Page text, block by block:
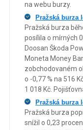
na webu burzy.
Pražská burza
Pražská burza
posílila o mírných
Doosan Škoda
Moneta Money
zobchodovaném
o -0,77 % na 516
1 018 Kč.
Pražská burza
Pražská burza
snížil o 0,23